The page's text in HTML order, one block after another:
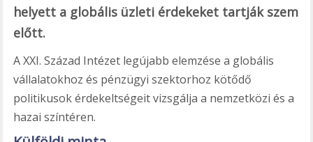
helyett a globális üzleti érdekeket tartják szem
előtt.
A XXI. Század Intézet legújabb elemzése a globális
vállalatokhoz és pénzügyi szektorhoz kötődő
politikusok érdekeltségeit vizsgálja a nemzetközi és a
hazai színtéren.